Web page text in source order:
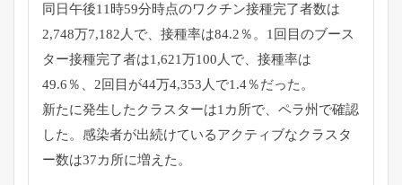
同日午後11時59分時点のワクチン接種完了者数は
2,748万7,182人で、接種率は84.2％。1回目のブース
ター接種完了者は1,621万100人で、接種率は
49.6％、2回目が44万4,353人で1.4％だった。
新たに発生したクラスターは1カ所で、ペラ州で確認
した。感染者が出続けているアクティブなクラスタ
ー数は37カ所に増えた。